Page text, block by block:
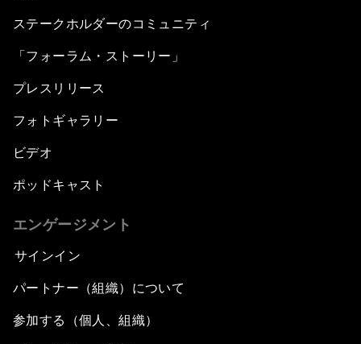
ステークホルダーのコミュニティ
「フォーラム・ストーリー」
プレスリリース
フォトギャラリー
ビデオ
ポッドキャスト
エンゲージメント
サインイン
パートナー（組織）について
参加する（個人、組織）